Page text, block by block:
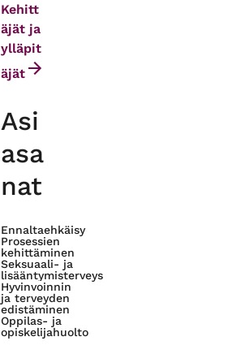
Kehitt
äjät ja
ylläpit
äjät
Asi
asa
nat
Ennaltaehkäisy
Prosessien
kehittäminen
Seksuaali- ja
lisääntymisterveys
Hyvinvoinnin
ja terveyden
edistäminen
Oppilas- ja
opiskelijahuolto